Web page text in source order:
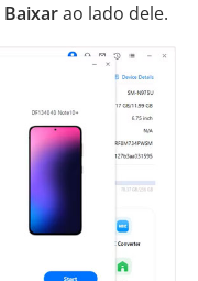
Baixarao lado dele.